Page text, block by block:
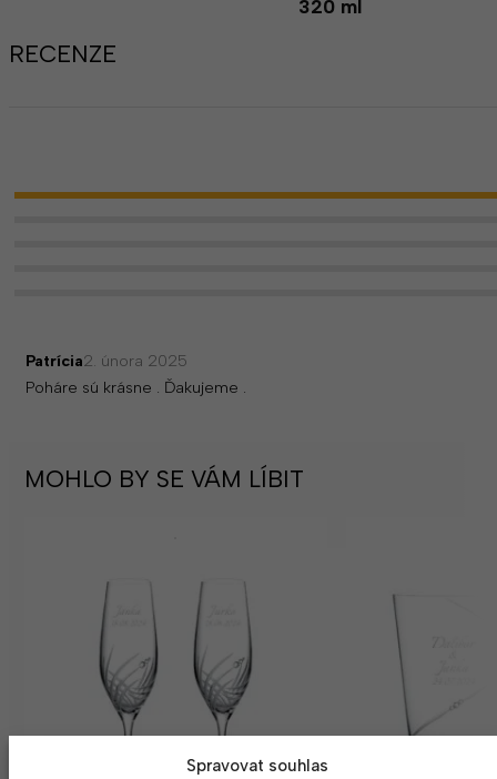
Spravovat souhlas
320 ml
RECENZE
Patrícia2. února 2025
Poháre sú krásne . Ďakujeme .
MOHLO BY SE VÁM LÍBIT